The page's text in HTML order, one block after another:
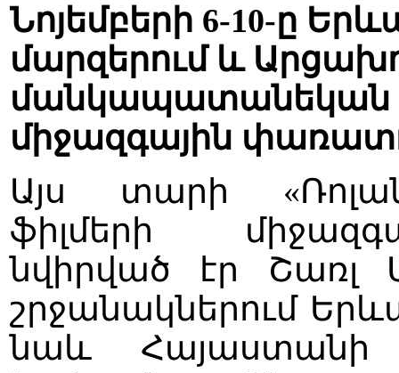
Նոյեմբերի 6-10-ը
մարզերում և
մանկապատանեկան
միջազգային
Այս տարի
ֆիլմերի
նվիրված էր Շառլ
շրջանակներում
նաև Հայաստանի